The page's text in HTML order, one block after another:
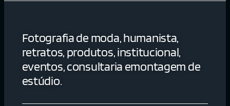
Fotografia de moda, humanista,
retratos, produtos, institucional,
eventos, consultaria emontagem de
estúdio.